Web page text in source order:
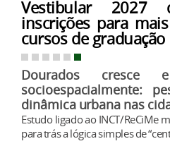
Vestibular 2027
inscrições para
cursos de graduação
Dourados cresce
socioespacialmente:
dinâmica urbana nas
Estudo ligado ao INCT/ReCiMe
para trás a lógica simples de